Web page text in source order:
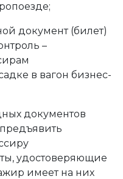
документ (билет)
–
в вагон бизнес-
документов
удостоверяющие
имеет на них